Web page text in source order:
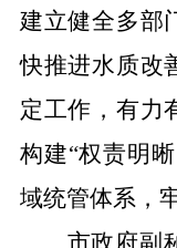
建立健全多部
快推进水质改
定工作，有力
构建“权责明
域统管体系，
市政府副